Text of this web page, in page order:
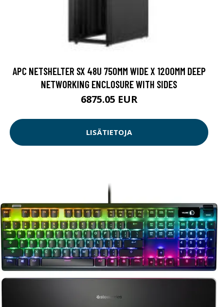
APC NETSHELTER SX 48U 750MM WIDE X 1200MM DEEP
NETWORKING ENCLOSURE WITH SIDES
6875.05 EUR
LISÄTIETOJA